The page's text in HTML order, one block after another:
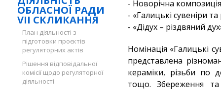
ОБЛАСНОЇ РАДИ
VII СКЛИКАННЯ
План діяльності з
підготовки проєктів
регуляторних актів
Рішення відповідальної
комісії щодо регуляторної
діяльності
- Новорічна
- «Галицькі сувеніри
- «Дідух – різдвяний
Номінація «Галицькі
представлена
кераміки, різьби по
тощо. Збереження та